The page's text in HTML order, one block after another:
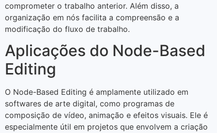
comprometer o trabalho anterior. Além disso, a
organização em nós facilita a compreensão e a
modificação do fluxo de trabalho.
Aplicações do Node-Based
Editing
O Node-Based Editing é amplamente utilizado em
softwares de arte digital, como programas de
composição de vídeo, animação e efeitos visuais. Ele é
especialmente útil em projetos que envolvem a criação